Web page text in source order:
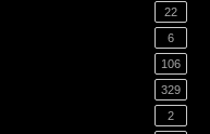
22
6
106
329
2